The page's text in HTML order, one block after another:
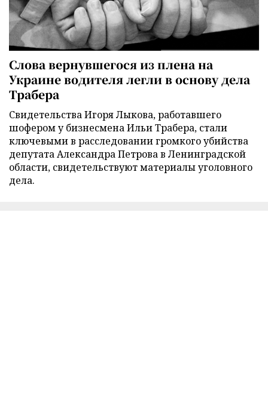
Слова вернувшегося из плена на
Украине водителя легли в основу дела
Трабера
Свидетельства Игоря Лыкова, работавшего
шофером у бизнесмена Ильи Трабера, стали
ключевыми в расследовании громкого убийства
депутата Александра Петрова в Ленинградской
области, свидетельствуют материалы уголовного
дела.